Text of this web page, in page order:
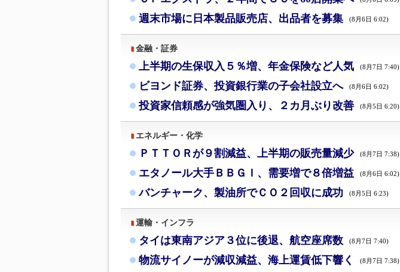
週末市場に日本製品販売店、出品者を募集 (8月6日 6:02)
金融・証券
上半期の生保収入５％増、年金保険など人気 (8月7日 7:40)
ビヨンド証券、投資銀行業の子会社設立へ (8月6日 6:02)
投資家信頼感が強気圏入り、２カ月ぶり改善 (8月5日 6:20)
エネルギー・化学
ＰＴＴＯＲが９割減益、上半期の販売量減少 (8月7日 7:38)
エタノール大手ＢＢＧＩ、需要増で８倍増益 (8月6日 6:02)
バンチャーク、製油所でＣＯ２回収に成功 (8月5日 6:23)
運輸・インフラ
タイは東南アジア３位に後退、航空座席数 (8月7日 7:40)
物流サイノーが減収減益、海上運賃低下響く (8月7日 7:38)